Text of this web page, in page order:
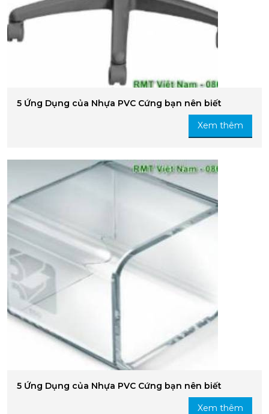
5 Ứng Dụng của Nhựa PVC Cứng bạn nên biết
Xem thêm
5 Ứng Dụng của Nhựa PVC Cứng bạn nên biết
Xem thêm